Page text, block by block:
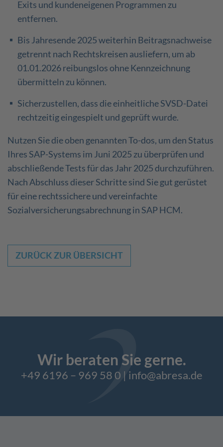
Exits und kundeneigenen Programmen zu
entfernen.
Bis Jahresende 2025 weiterhin Beitragsnachweise
getrennt nach Rechtskreisen ausliefern, um ab
01.01.2026 reibungslos ohne Kennzeichnung
übermitteln zu können.
Sicherzustellen, dass die einheitliche SVSD-Datei
rechtzeitig eingespielt und geprüft wurde.
Nutzen Sie die oben genannten To-dos, um den Status
Ihres SAP-Systems im Juni 2025 zu überprüfen und
abschließende Tests für das Jahr 2025 durchzuführen.
Nach Abschluss dieser Schritte sind Sie gut gerüstet
für eine rechtssichere und vereinfachte
Sozialversicherungsabrechnung in SAP HCM.
ZURÜCK ZUR ÜBERSICHT
Wir beraten Sie gerne.
+49 6196 – 969 58 0 | info@abresa.de